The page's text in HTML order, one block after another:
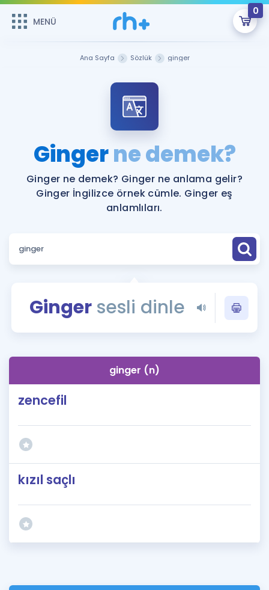
MENÜ
0
ÜYE DEĞİLİM
Sepetin Şu An Boş.
Remzi Hoca ile seni sınava hazırlayacak onlarca eğitim seni
bekliyor!
MENÜ
Katılımcı Görüşleri
Faydalı Araçlar
Sözlük
Rehberlik Aracı
ÖSYM Sınav Takvimi
Kampanyalar
Blog
Hakkımızda
Ana Sayfa Sözlük ginger
Gingerne demek?
Ginger ne demek? Ginger ne anlama gelir?
Ginger İngilizce örnek cümle. Ginger eş
anlamlıları.
Gingersesli dinle
ginger (n)
zencefil
kızıl saçlı